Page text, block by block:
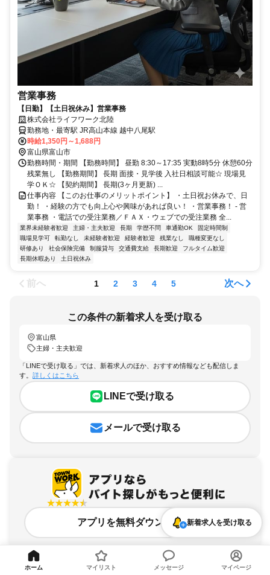
営業事務
【日勤】【土日祝休み】営業事務
株式会社ライフワーク北陸
勤務地・最寄駅 JR高山本線 越中八尾駅
時給1,350円～1,688円
富山県富山市
勤務時間・期間 【勤務時間】 昼勤 8:30～17:35 実動8時5分 休憩60分
残業無し 【勤務期間】 長期 面接・見学後 入社日相談可能☆ 現場見
学ＯＫ☆ 【契約期間】 長期(3ヶ月更新) ...
仕事内容 【このお仕事のメリットポイント】 ・土日祝お休みで、日
勤！ ・経験の方でも向上心や興味があれば良い！ ・営業事務！ - 営
業事務 ・電話での受注業務／ＦＡＸ・ウェブでの受注業務 全...
業界未経験者歓迎 主婦・主夫歓迎 長期 学歴不問 車通勤OK
固定時間制
職場見学可
転勤なし 未経験者歓迎 経験者歓迎 残業なし
職種変更なし
研修あり
社会保険完備 制服貸与 交通費支給 長期歓迎
フルタイム歓迎
長期休暇あり
土日祝休み
前へ 1 2 3 4 5 次へ
この条件の新着求人を受け取る
富山県
主婦・主夫歓迎
「LINEで受け取る」では、新着求人のほか、おすすめ情報なども配信しま
す。 詳しくはこちら
LINEで受け取る
メールで受け取る
アプリを無料ダウンロード新着求人を受け取る
ホーム マイリスト メッセージ マイページ